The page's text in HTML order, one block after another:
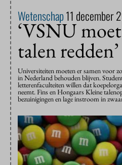
Wetenschap11 december
‘VSNU
talen redden’
Universiteiten moeten er samen voor
in Nederland behouden blijven.
letterenfaculteiten willen dat
neemt. Fins en Hongaars Kleine
bezuinigingen en lage instroom in